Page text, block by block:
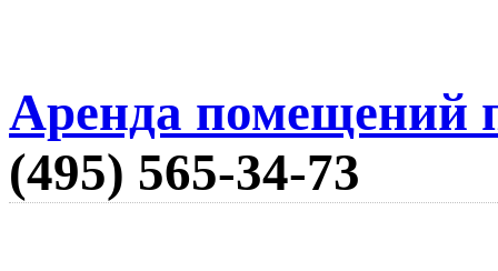
Аренда помещений
(495) 565-34-73